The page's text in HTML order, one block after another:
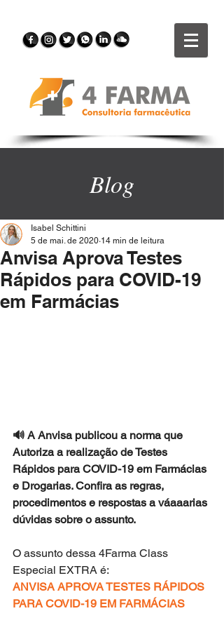
Blog
Anvisa Aprova Testes
Rápidos para COVID-19
em Farmácias
Isabel Schittini
5 de mai. de 2020 14 min de leitura
🔊 A Anvisa publicou a norma que
Autoriza a realização de Testes
Rápidos para COVID-19 em Farmácias
e Drogarias. Confira as regras,
procedimentos e respostas a váaaarias
dúvidas sobre o assunto.
O assunto dessa 4Farma Class
Especial EXTRA é:
ANVISA APROVA TESTES RÁPIDOS
PARA COVID-19 EM FARMÁCIAS